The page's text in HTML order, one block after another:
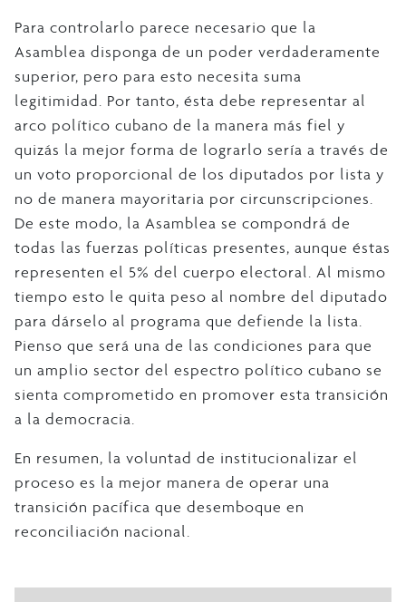
Para controlarlo parece necesario que la
Asamblea disponga de un poder verdaderamente
superior, pero para esto necesita suma
legitimidad. Por tanto, ésta debe representar al
arco político cubano de la manera más fiel y
quizás la mejor forma de lograrlo sería a través de
un voto proporcional de los diputados por lista y
no de manera mayoritaria por circunscripciones.
De este modo, la Asamblea se compondrá de
todas las fuerzas políticas presentes, aunque éstas
representen el 5% del cuerpo electoral. Al mismo
tiempo esto le quita peso al nombre del diputado
para dárselo al programa que defiende la lista.
Pienso que será una de las condiciones para que
un amplio sector del espectro político cubano se
sienta comprometido en promover esta transición
a la democracia.
En resumen, la voluntad de institucionalizar el
proceso es la mejor manera de operar una
transición pacífica que desemboque en
reconciliación nacional.